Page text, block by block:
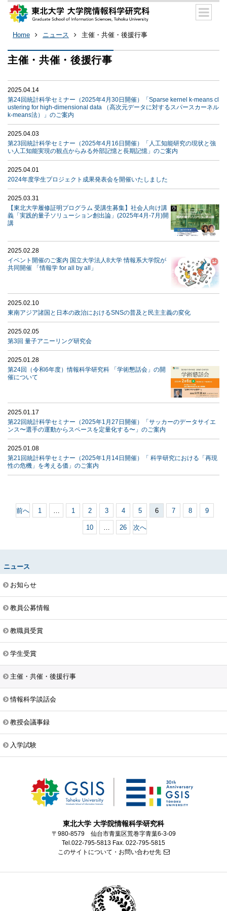
Home ニュース 主催・共催・後援行事
主催・共催・後援行事
2025.04.14
第24回統計科学セミナー（2025年4月30日開催）「Sparse kernel k-means cl
ustering for high-dimensional data （高次元データに対するスパースカーネル
k-means法）」のご案内
2025.04.03
第23回統計科学セミナー（2025年4月16日開催）「人工知能研究の現状と強
い人工知能実現の観点からみる外部記憶と長期記憶」のご案内
2025.04.01
2024年度学生プロジェクト成果発表会を開催いたしました
2025.03.31
【東北大学履修証明プログラム 受講生募集】社会人向け講
義「実践的量子ソリューション創出論」(2025年4月-7月)開
講
2025.02.28
イベント開催のご案内 国立大学法人8大学 情報系大学院が
共同開催 「情報学 for all by all」
2025.02.10
東南アジア諸国と日本の政治におけるSNSの普及と民主主義の変化
2025.02.05
第3回 量子アニーリング研究会
2025.01.28
第24回（令和6年度）情報科学研究科 「学術懇話会」の開
催について
2025.01.17
第22回統計科学セミナー（2025年1月27日開催）「サッカーのデータサイエ
ンス〜選手の運動からスペースを定量化する〜」のご案内
2025.01.08
第21回統計科学セミナー（2025年1月14日開催）「 科学研究における「再現
性の危機」を考える価」のご案内
前へ 1 … 1 2 3 4 5 6 7 8 9
10 … 26 次へ
ニュース
お知らせ
教員公募情報
教職員受賞
学生受賞
主催・共催・後援行事
情報科学談話会
教授会議事録
入学試験
東北大学 大学院情報科学研究科
〒980-8579 仙台市青葉区荒巻字青葉6-3-09
Tel.022-795-5813 Fax. 022-795-5815
このサイトについて・お問い合わせ先